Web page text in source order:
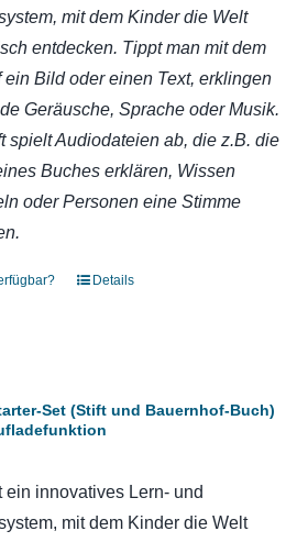
mit dem Kinder die Welt
entdecken. Tippt man mit dem
ein Bild oder einen Text, erklingen
Geräusche, Sprache oder Musik.
spielt Audiodateien ab, die z.B. die
Buches erklären, Wissen
oder Personen eine Stimme
Details
Set (Stift und Bauernhof-Buch)
ein innovatives Lern- und
mit dem Kinder die Welt